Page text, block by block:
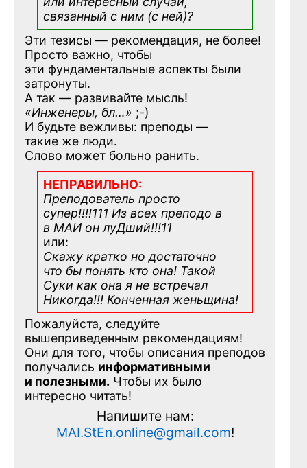
связанный с ним (с ней)?
Эти тезисы — рекомендация, не более!
Просто важно, чтобы
эти фундаментальные аспекты были
затронуты.
А так — развивайте мысль!
«Инженеры, бл…» ;-)
И будьте вежливы: преподы —
такие же люди.
Слово может больно ранить.
НЕПРАВИЛЬНО:
Преподователь просто
супер!!!!111 Из всех преподо в
в МАИ он луДший!!!11
или:
Скажу кратко но достаточно
что бы понять кто она! Такой
Суки как она я не встречал
Никогда!!! Конченная женьщина!
Пожалуйста, следуйте
вышеприведенным рекомендациям!
Они для того, чтобы описания преподов
получались информативными
и полезными. Чтобы их было
интересно читать!
Напишите нам:
MAI.StEn.online@gmail.com!